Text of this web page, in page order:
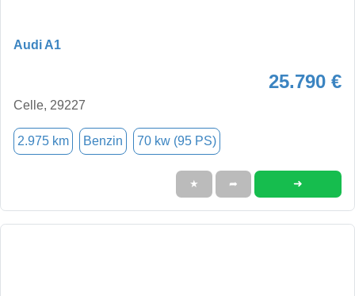
Audi A1
25.790 €
Celle, 29227
2.975 km Benzin 70 kw (95 PS)
★ ➦ ➜